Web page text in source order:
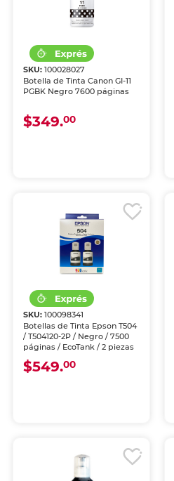
SKU:100028027
Botella de Tinta Canon GI-11
PGBK Negro 7600 páginas
$349.00
SKU:100098341
Botellas de Tinta Epson T504
/ T504120-2P / Negro / 7500
páginas / EcoTank / 2 piezas
$549.00